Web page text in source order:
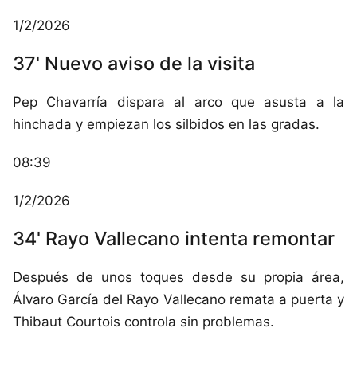
1/2/2026
37' Nuevo aviso de la visita
Pep Chavarría dispara al arco que asusta a la
hinchada y empiezan los silbidos en las gradas.
08:39
1/2/2026
34' Rayo Vallecano intenta remontar
Después de unos toques desde su propia área,
Álvaro García del Rayo Vallecano remata a puerta y
Thibaut Courtois controla sin problemas.